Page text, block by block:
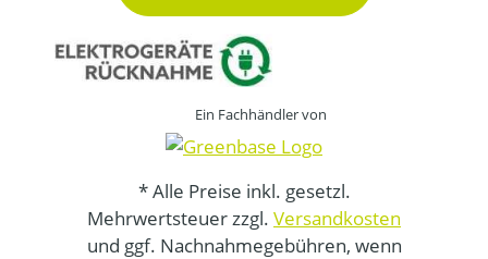
Ein Fachhändler von
* Alle Preise inkl. gesetzl.
Mehrwertsteuer zzgl. Versandkosten
und ggf. Nachnahmegebühren, wenn